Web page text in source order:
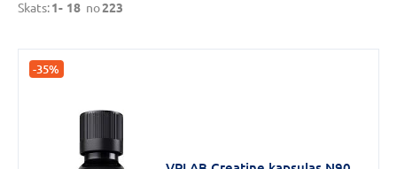
Uztura
(140)
Sports
Skats:1- 18 no223
-35%